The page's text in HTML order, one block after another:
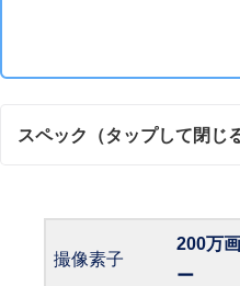
スペック （タップして閉じ
撮像素子
200万
ー